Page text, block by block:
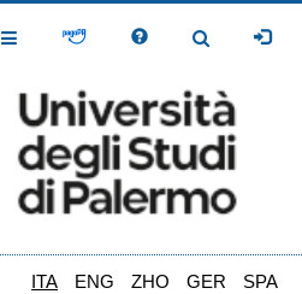
Toggle
Toggle
ITA ENG ZHO GER SPA